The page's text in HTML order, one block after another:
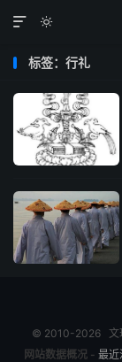


标签：行礼
© 2010-2026 文
网站数据概况 - 最近